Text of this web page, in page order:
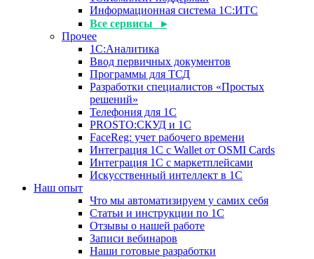
Информационная система 1С:ИТС
Все сервисы ▸
Прочее
1С:Аналитика
Ввод первичных документов
Программы для ТСД
Разработки специалистов «Простых
решений»
Телефония для 1С
PROSTO:СКУД и 1С
FaceReg: учет рабочего времени
Интеграция 1С с Wallet от OSMI Cards
Интеграция 1С с маркетплейсами
Искусственный интеллект в 1С
Наш опыт
Что мы автоматизируем у самих себя
Статьи и инструкции по 1С
Отзывы о нашей работе
Записи вебинаров
Наши готовые разработки